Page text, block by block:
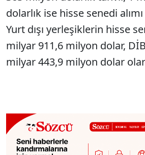
dolarlık ise hisse senedi
Yurt dışı yerleşiklerin hisse
milyar 911,6 milyon dolar,
milyar 443,9 milyon dolar